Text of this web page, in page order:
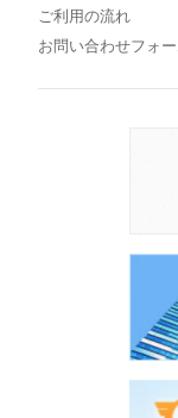
ご利用の流れ
お問い合わせフォー